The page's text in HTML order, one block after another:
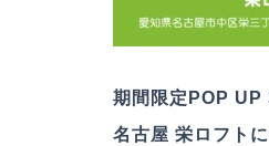
期間限定POP UP
名古屋 栄ロフト